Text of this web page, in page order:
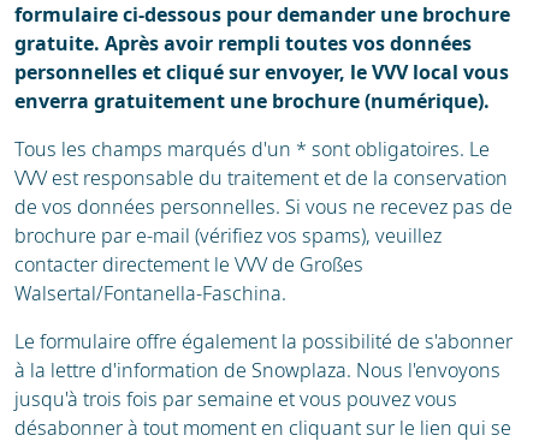
formulaire ci-dessous pour demander une brochure
gratuite. Après avoir rempli toutes vos données
personnelles et cliqué sur envoyer, le VVV local vous
enverra gratuitement une brochure (numérique).
Tous les champs marqués d'un * sont obligatoires. Le
VVV est responsable du traitement et de la conservation
de vos données personnelles. Si vous ne recevez pas de
brochure par e-mail (vérifiez vos spams), veuillez
contacter directement le VVV de Großes
Walsertal/Fontanella-Faschina.
Le formulaire offre également la possibilité de s'abonner
à la lettre d'information de Snowplaza. Nous l'envoyons
jusqu'à trois fois par semaine et vous pouvez vous
désabonner à tout moment en cliquant sur le lien qui se